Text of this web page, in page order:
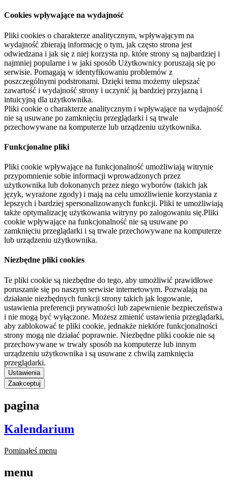
Cookies wpływające na wydajność
Pliki cookies o charakterze analitycznym, wpływającym na
wydajność zbierają informację o tym, jak często strona jest
odwiedzana i jak się z niej korzysta np. które strony są najbardziej i
najmniej popularne i w jaki sposób Użytkownicy poruszają się po
serwisie. Pomagają w identyfikowaniu problemów z
poszczególnymi podstronami. Dzięki temu możemy ulepszać
zawartość i wydajność strony i uczynić ją bardziej przyjazną i
intuicyjną dla użytkownika.
Pliki cookie o charakterze analitycznym i wpływające na wydajność
nie są usuwane po zamknięciu przeglądarki i są trwale
przechowywane na komputerze lub urządzeniu użytkownika.
Funkcjonalne pliki
Pliki cookie wpływające na funkcjonalność umożliwiają witrynie
przypomnienie sobie informacji wprowadzonych przez
użytkownika lub dokonanych przez niego wyborów (takich jak
język, wyrażone zgody) i mają na celu umożliwienie korzystania z
lepszych i bardziej spersonalizowanych funkcji. Pliki te umożliwiają
także optymalizację użytkowania witryny po zalogowaniu się.Pliki
cookie wpływające na funkcjonalność nie są usuwane po
zamknięciu przeglądarki i są trwale przechowywane na komputerze
lub urządzeniu użytkownika.
Niezbędne pliki cookies
Te pliki cookie są niezbędne do tego, aby umożliwić prawidłowe
poruszanie się po naszym serwisie internetowym. Pozwalają na
działanie niezbędnych funkcji strony takich jak logowanie,
ustawienia preferencji prywatności lub zapewnienie bezpieczeństwa
i nie mogą być wyłączone. Możesz zmienić ustawienia przeglądarki,
aby zablokować te pliki cookie, jednakże niektóre funkcjonalności
strony mogą nie działać poprawnie. Niezbędne pliki cookie nie są
przechowywane w trwały sposób na komputerze lub innym
urządzeniu użytkownika i są usuwane z chwilą zamknięcia
przeglądarki.
Ustawienia
Zaakceptuj
pagina
Kalendarium
Pominąłeś menu
menu